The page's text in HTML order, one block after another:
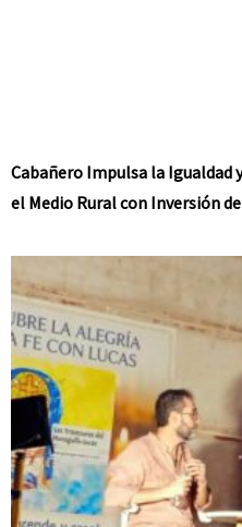
Cabañero Impulsa la Igualdad
el Medio Rural con Inversión